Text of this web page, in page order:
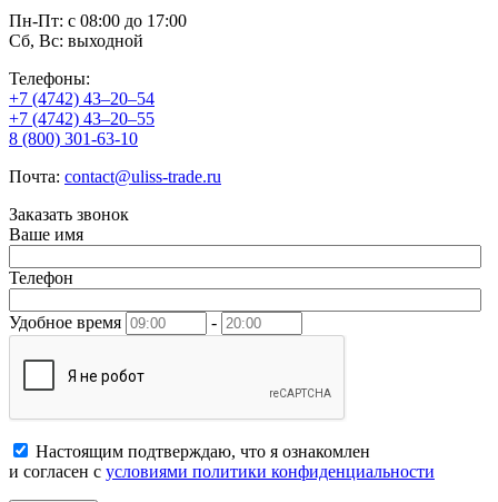
Пн-Пт: с 08:00 до 17:00
Сб, Вс: выходной
Телефоны:
+7 (4742) 43–20–54
+7 (4742) 43–20–55
8 (800) 301-63-10
Почта: contact@uliss-trade.ru
Заказать звонок
Ваше имя
Телефон
Удобное время -
Настоящим подтверждаю, что я ознакомлен
и согласен с условиями политики конфиденциальности